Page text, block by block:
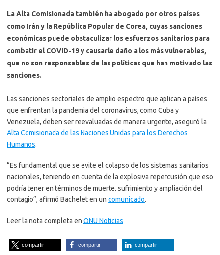
La Alta Comisionada también ha abogado por otros países
como Irán y la República Popular de Corea, cuyas sanciones
económicas puede obstaculizar los esfuerzos sanitarios para
combatir el COVID-19 y causarle daño a los más vulnerables,
que no son responsables de las políticas que han motivado las
sanciones.
Las sanciones sectoriales de amplio espectro que aplican a países
que enfrentan la pandemia del coronavirus, como Cuba y
Venezuela, deben ser reevaluadas de manera urgente, aseguró la
Alta Comisionada de las Naciones Unidas para los Derechos
Humanos.
“Es fundamental que se evite el colapso de los sistemas sanitarios
nacionales, teniendo en cuenta de la explosiva repercusión que eso
podría tener en términos de muerte, sufrimiento y ampliación del
contagio”, afirmó Bachelet en un comunicado.
Leer la nota completa en ONU Noticias
compartir compartir compartir